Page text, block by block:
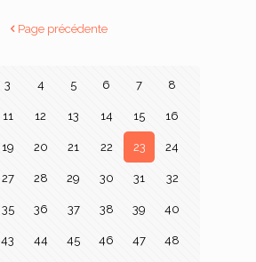
Page précédente
3 4 5 6 7 8
11 12 13 14 15 16
19 20 21 22 23 24
27 28 29 30 31 32
35 36 37 38 39 40
43 44 45 46 47 48